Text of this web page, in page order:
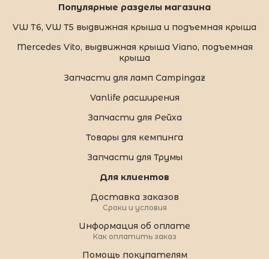
Популярные разделы магазина
VW T6, VW T5 выдвижная крыша и подъемная крыша
Mercedes Vito, выдвижная крыша Viano, подъемная
крыша
Запчасти для ламп Campingaz
Vanlife расширения
Запчасти для Рейха
Товары для кемпинга
Запчасти для Трумы
Для клиентов
Доставка заказов
Сроки и условия
Информация об оплате
Как оплатить заказ
Помощь покупателям